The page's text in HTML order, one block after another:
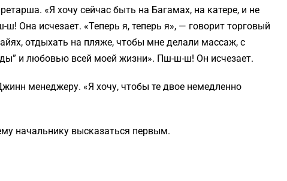
«Я хочу сейчас быть на Багамах, на катере, и не
Она исчезает. «Теперь я, теперь я», — говорит торговый
отдыхать на пляже, чтобы мне дeлaли мaccaж, с
и любовью всей моей жизни». Пш-ш-ш! Он исчезает.
менеджеру. «Я хочу, чтобы те двое немедленно
начальнику высказаться первым.